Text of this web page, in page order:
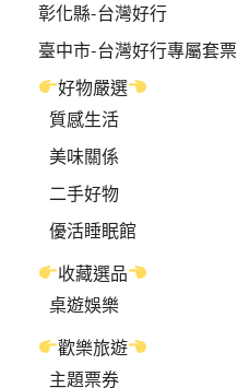
彰化縣-台灣好行
臺中市-台灣好行專屬套票
好物嚴選
質感生活
美味關係
二手好物
優活睡眠館
收藏選品
桌遊娛樂
歡樂旅遊
主題票券